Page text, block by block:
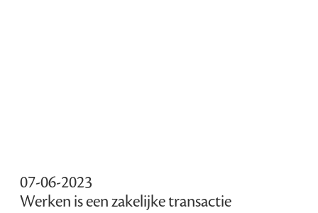
07-06-2023
Werken is een zakelijke transactie